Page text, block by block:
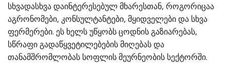
სხვადასხვა დაინტერესებულ მხარესთან, როგორიცაა
აგრონომები, კონსულტანტები, მყიდველები და სხვა
ფერმერები. ეს ხელს უწყობს ცოდნის გაზიარებას,
სწრაფი გადაწყვეტილებების მიღებას და
თანამშრომლობას სოფლის მეურნეობის სექტორში.